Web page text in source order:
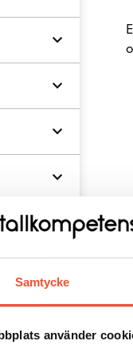
Samtycke
använder